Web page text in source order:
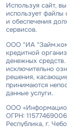
Используя сайт,
использует файлы
и обеспечения
сервисов.
ООО "ИА
кредитной
денежных
исключительно
решения,
принимаются
данные услуги.
ООО
ОГРН:
Республика, г.